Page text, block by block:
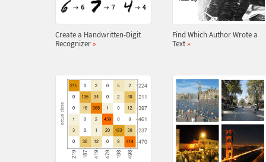
Create a Handwritten-Digit
Recognizer »
Find Which Author Wrote a
Text »